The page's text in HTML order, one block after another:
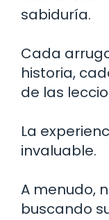
sabiduría.
Cada
historia,
de las
La
invaluable.
A menudo,
buscando